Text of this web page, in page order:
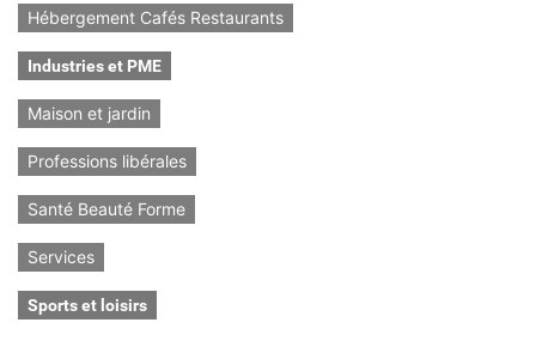
Hébergement Cafés Restaurants
Industries et PME
Maison et jardin
Professions libérales
Santé Beauté Forme
Services
Sports et loisirs